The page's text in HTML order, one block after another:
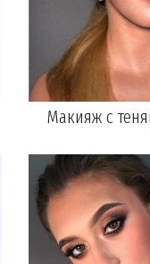
Макияж с